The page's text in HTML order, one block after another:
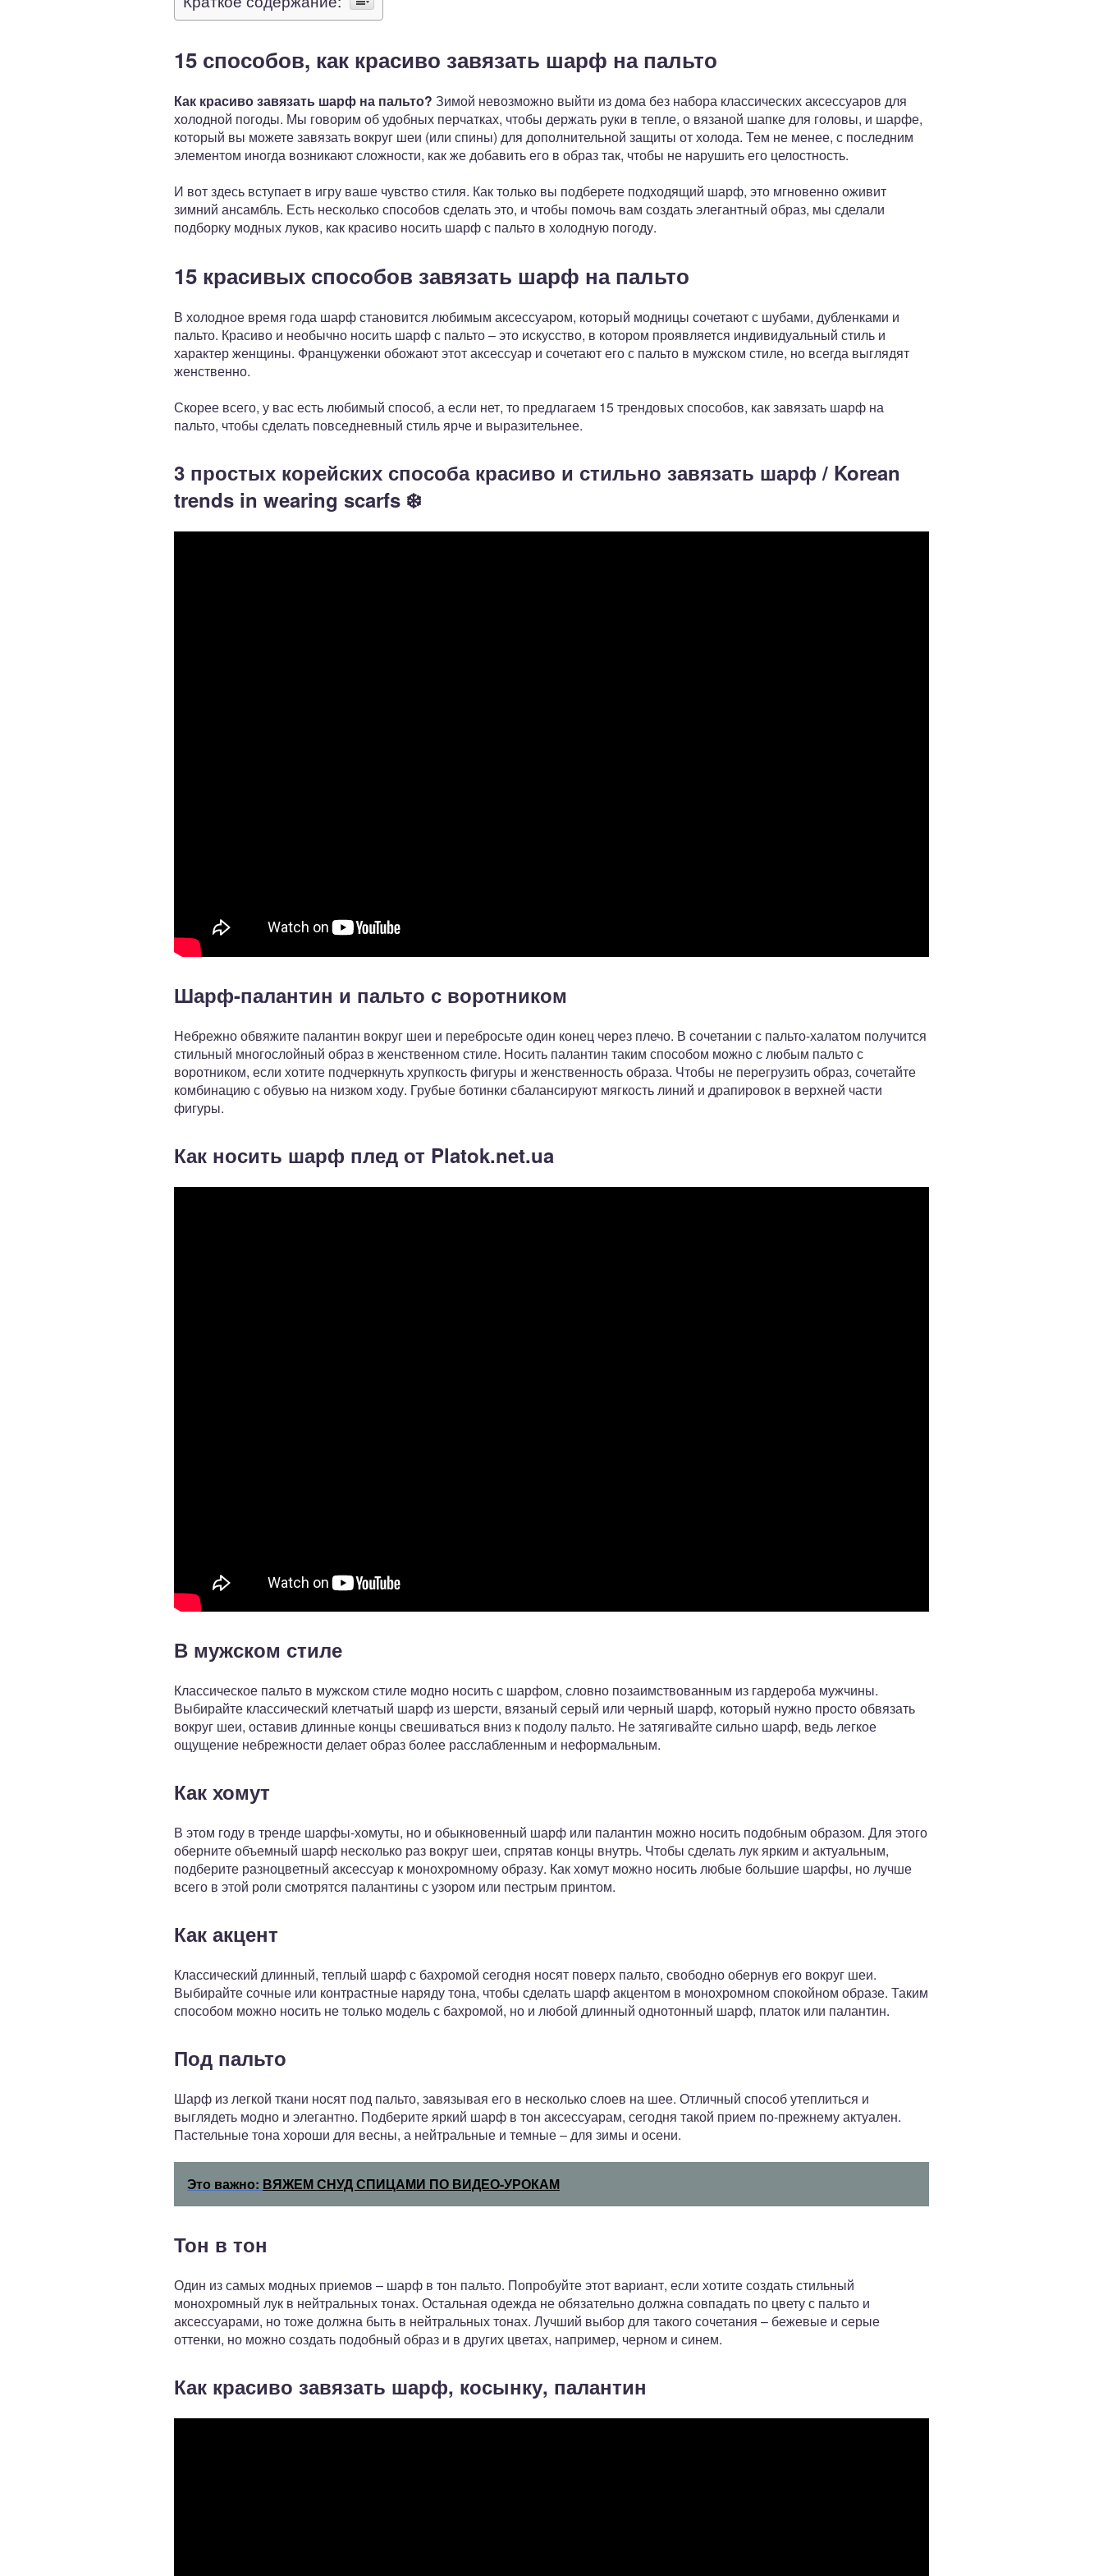
15 способов, как красиво завязать шарф на пальто
Как красиво завязать шарф на пальто? Зимой невозможно выйти из дома без набора классических аксессуаров для
холодной погоды. Мы говорим об удобных перчатках, чтобы держать руки в тепле, о вязаной шапке для головы, и шарфе,
который вы можете завязать вокруг шеи (или спины) для дополнительной защиты от холода. Тем не менее, с последним
элементом иногда возникают сложности, как же добавить его в образ так, чтобы не нарушить его целостность.
И вот здесь вступает в игру ваше чувство стиля. Как только вы подберете подходящий шарф, это мгновенно оживит
зимний ансамбль. Есть несколько способов сделать это, и чтобы помочь вам создать элегантный образ, мы сделали
подборку модных луков, как красиво носить шарф с пальто в холодную погоду.
15 красивых способов завязать шарф на пальто
В холодное время года шарф становится любимым аксессуаром, который модницы сочетают с шубами, дубленками и
пальто. Красиво и необычно носить шарф с пальто – это искусство, в котором проявляется индивидуальный стиль и
характер женщины. Француженки обожают этот аксессуар и сочетают его с пальто в мужском стиле, но всегда выглядят
женственно.
Скорее всего, у вас есть любимый способ, а если нет, то предлагаем 15 трендовых способов, как завязать шарф на
пальто, чтобы сделать повседневный стиль ярче и выразительнее.
3 простых корейских способа красиво и стильно завязать шарф / Korean
trends in wearing scarfs ❄️
Шарф-палантин и пальто с воротником
Небрежно обвяжите палантин вокруг шеи и перебросьте один конец через плечо. В сочетании с пальто-халатом получится
стильный многослойный образ в женственном стиле. Носить палантин таким способом можно с любым пальто с
воротником, если хотите подчеркнуть хрупкость фигуры и женственность образа. Чтобы не перегрузить образ, сочетайте
комбинацию с обувью на низком ходу. Грубые ботинки сбалансируют мягкость линий и драпировок в верхней части
фигуры.
Как носить шарф плед от Platok.net.ua
В мужском стиле
Классическое пальто в мужском стиле модно носить с шарфом, словно позаимствованным из гардероба мужчины.
Выбирайте классический клетчатый шарф из шерсти, вязаный серый или черный шарф, который нужно просто обвязать
вокруг шеи, оставив длинные концы свешиваться вниз к подолу пальто. Не затягивайте сильно шарф, ведь легкое
ощущение небрежности делает образ более расслабленным и неформальным.
Как хомут
В этом году в тренде шарфы-хомуты, но и обыкновенный шарф или палантин можно носить подобным образом. Для этого
оберните объемный шарф несколько раз вокруг шеи, спрятав концы внутрь. Чтобы сделать лук ярким и актуальным,
подберите разноцветный аксессуар к монохромному образу. Как хомут можно носить любые большие шарфы, но лучше
всего в этой роли смотрятся палантины с узором или пестрым принтом.
Как акцент
Классический длинный, теплый шарф с бахромой сегодня носят поверх пальто, свободно обернув его вокруг шеи.
Выбирайте сочные или контрастные наряду тона, чтобы сделать шарф акцентом в монохромном спокойном образе. Таким
способом можно носить не только модель с бахромой, но и любой длинный однотонный шарф, платок или палантин.
Под пальто
Шарф из легкой ткани носят под пальто, завязывая его в несколько слоев на шее. Отличный способ утеплиться и
выглядеть модно и элегантно. Подберите яркий шарф в тон аксессуарам, сегодня такой прием по-прежнему актуален.
Пастельные тона хороши для весны, а нейтральные и темные – для зимы и осени.
Это важно: ВЯЖЕМ СНУД СПИЦАМИ ПО ВИДЕО-УРОКАМ
Тон в тон
Один из самых модных приемов – шарф в тон пальто. Попробуйте этот вариант, если хотите создать стильный
монохромный лук в нейтральных тонах. Остальная одежда не обязательно должна совпадать по цвету с пальто и
аксессуарами, но тоже должна быть в нейтральных тонах. Лучший выбор для такого сочетания – бежевые и серые
оттенки, но можно создать подобный образ и в других цветах, например, черном и синем.
Как красиво завязать шарф, косынку, палантин